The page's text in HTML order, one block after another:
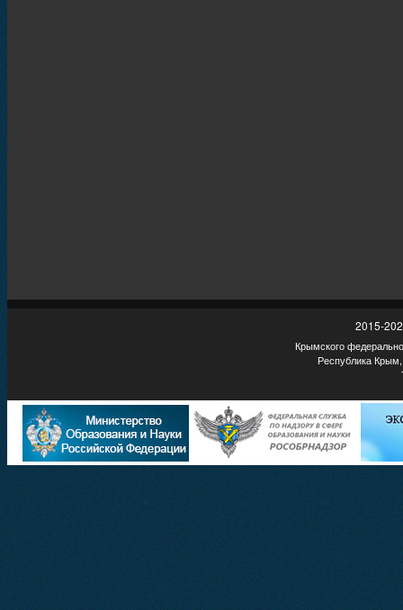
2015-
Крымского
Республика